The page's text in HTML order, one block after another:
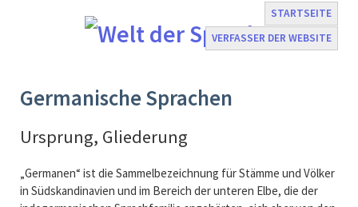
überspringen
STARTSEITE
VERFASSER DER WEBSITE
Germanische Sprachen
Ursprung, Gliederung
„Germanen“ ist die Sammelbezeichnung für Stämme und Völker
in Südskandinavien und im Bereich der unteren Elbe, die der